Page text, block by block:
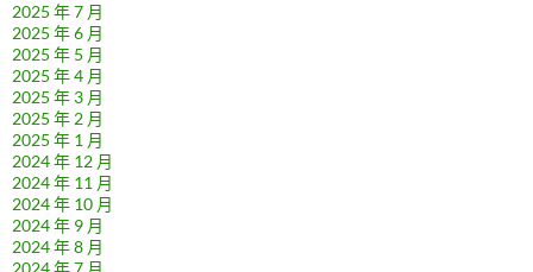
2025 年 7 月
2025 年 6 月
2025 年 5 月
2025 年 4 月
2025 年 3 月
2025 年 2 月
2025 年 1 月
2024 年 12 月
2024 年 11 月
2024 年 10 月
2024 年 9 月
2024 年 8 月
2024 年 7 月